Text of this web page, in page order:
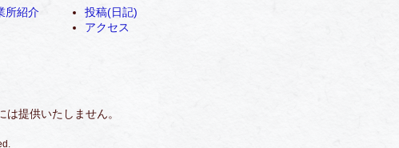
所紹介
投稿(日記)
アクセス
提供いたしません。